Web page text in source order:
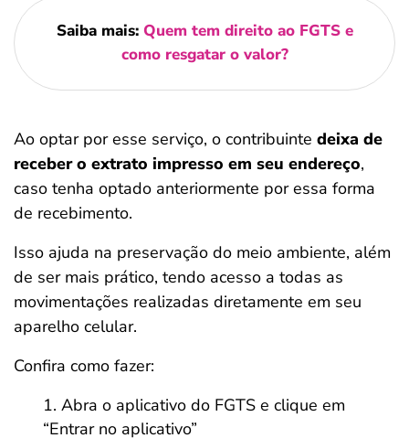
Saiba mais: Quem tem direito ao FGTS e
como resgatar o valor?
Ao optar por esse serviço, o contribuinte deixa de
receber o extrato impresso em seu endereço,
caso tenha optado anteriormente por essa forma
de recebimento.
Isso ajuda na preservação do meio ambiente, além
de ser mais prático, tendo acesso a todas as
movimentações realizadas diretamente em seu
aparelho celular.
Confira como fazer:
Abra o aplicativo do FGTS e clique em
“Entrar no aplicativo”